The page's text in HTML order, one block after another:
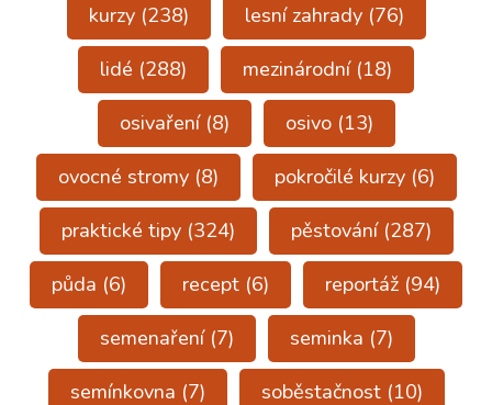
kurzy(238) lesní zahrady(76)
lidé (288) mezinárodní(18)
osivaření(8) osivo(13)
ovocné stromy(8) pokročilé kurzy(6)
praktické tipy(324) pěstování(287)
půda (6) recept (6) reportáž (94)
semenaření(7) seminka (7)
semínkovna (7) soběstačnost(10)